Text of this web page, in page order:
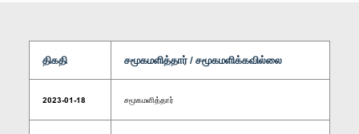
திகதி சமூகமளித்தார் / சமூகமளிக்கவில்லை
2023-01-18 சமூகமளித்தார்